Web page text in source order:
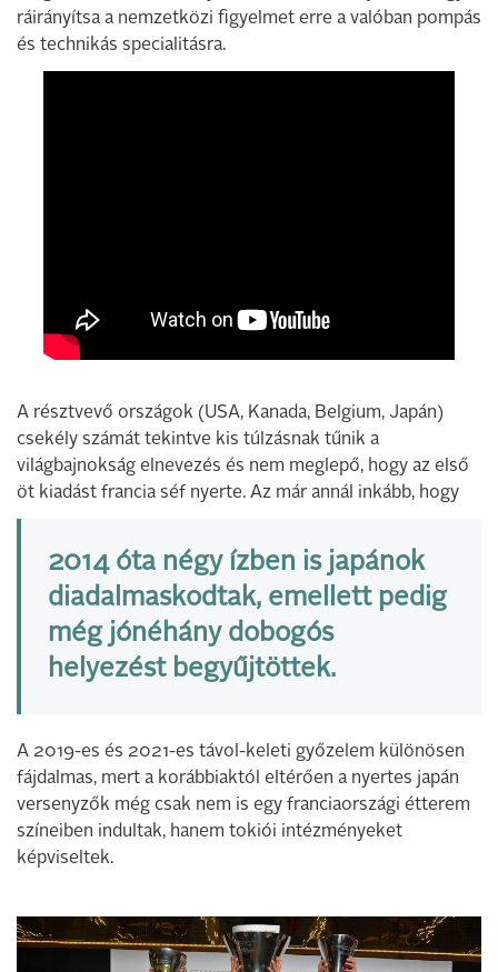
ráirányítsa a nemzetközi figyelmet erre a valóban pompás
és technikás specialitásra.
A résztvevő országok (USA, Kanada, Belgium, Japán)
csekély számát tekintve kis túlzásnak tűnik a
világbajnokság elnevezés és nem meglepő, hogy az első
öt kiadást francia séf nyerte. Az már annál inkább, hogy
2014 óta négy ízben is japánok
diadalmaskodtak, emellett pedig
még jónéhány dobogós
helyezést begyűjtöttek.
A 2019-es és 2021-es távol-keleti győzelem különösen
fájdalmas, mert a korábbiaktól eltérően a nyertes japán
versenyzők még csak nem is egy franciaországi étterem
színeiben indultak, hanem tokiói intézményeket
képviseltek.